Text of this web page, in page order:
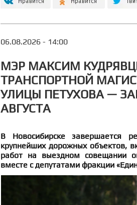
06.08.2026 - 14:00
МЭР МАКСИМ
ТРАНСПОРТНОЙ
УЛИЦЫ ПЕТУХОВА —
АВГУСТА
В Новосибирске завершается
крупнейших дорожных объектов,
работ на выездном совещании
вместе с депутатами фракции